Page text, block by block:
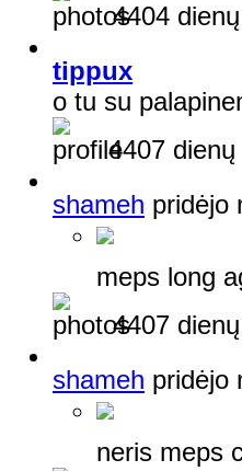
4404 dienų
tippux
o tu su
4407 dienų
shameh pridėjo
meps long
4407 dienų
shameh pridėjo
neris meps